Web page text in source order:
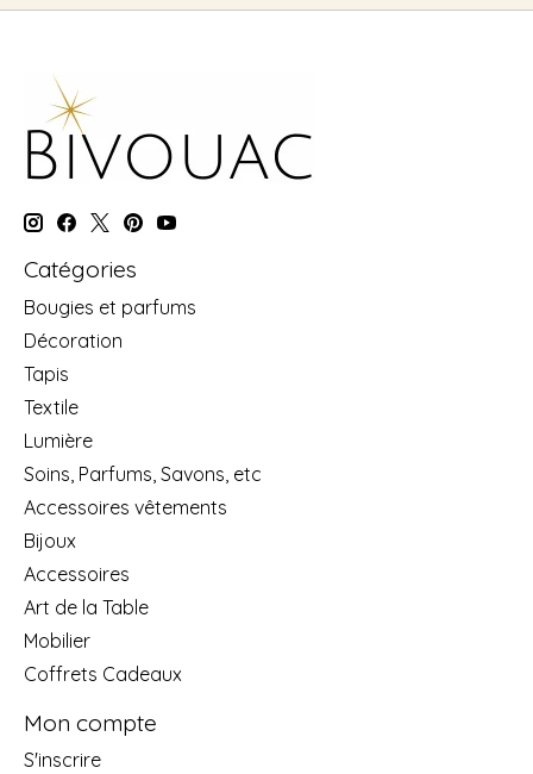
Catégories
Bougies et parfums
Décoration
Tapis
Textile
Lumière
Soins, Parfums, Savons, etc
Accessoires vêtements
Bijoux
Accessoires
Art de la Table
Mobilier
Coffrets Cadeaux
Mon compte
S'inscrire